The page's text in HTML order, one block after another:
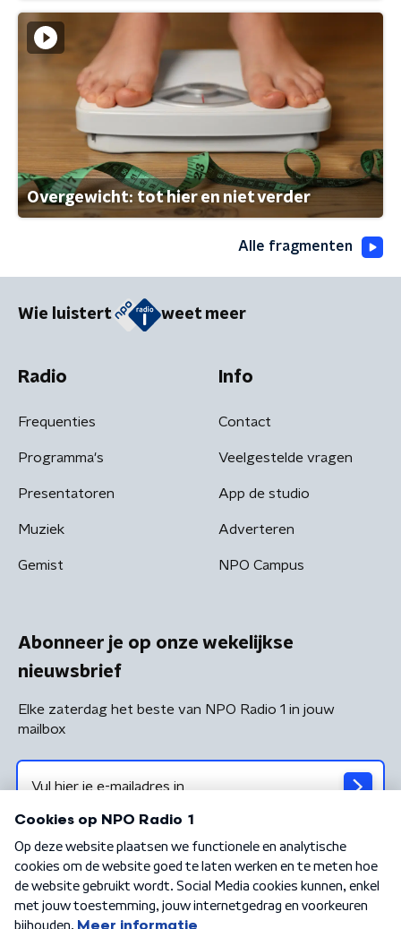
Overgewicht: tot hier en niet verder
Alle fragmenten
Wie luistert weet meer
Radio
Frequenties
Programma's
Presentatoren
Muziek
Gemist
Info
Contact
Veelgestelde vragen
App de studio
Adverteren
NPO Campus
Abonneer je op onze wekelijkse
nieuwsbrief
Elke zaterdag het beste van NPO Radio 1 in jouw
mailbox
Algemene voorwaarden